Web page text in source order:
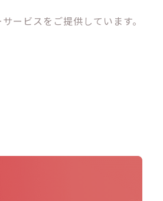
ービスをご提供しています。